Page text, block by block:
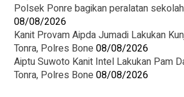
Polsek Ponre bagikan peralatan
08/08/2026
Kanit Provam Aipda Jumadi Lakukan
Tonra, Polres Bone08/08/2026
Aiptu Suwoto Kanit Intel Lakukan Pam
Tonra, Polres Bone08/08/2026